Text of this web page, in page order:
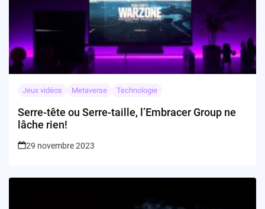
Jeux vidéos Metaverse Technologie
Serre-tête ou Serre-taille, l’Embracer Group ne
lâche rien!
29 novembre 2023